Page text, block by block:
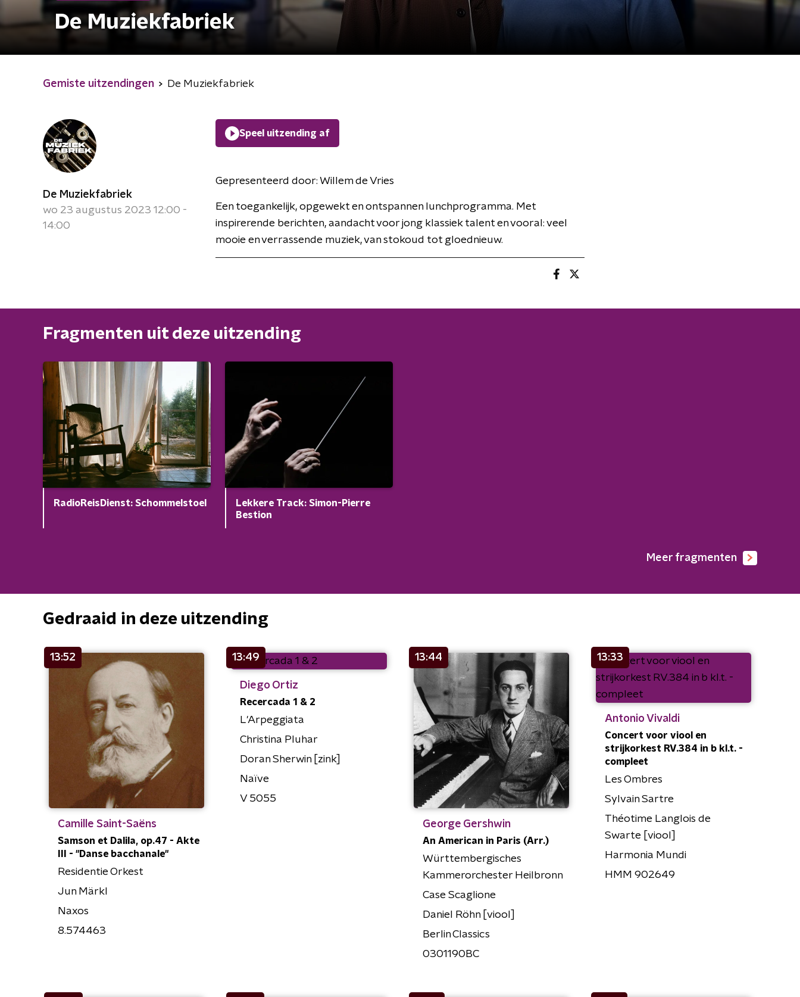
De Muziekfabriek
Gemiste uitzendingen De Muziekfabriek
De Muziekfabriek
wo 23 augustus 2023 12:00 -
14:00
Speel uitzending af
Gepresenteerd door: Willem de Vries
Een toegankelijk, opgewekt en ontspannen lunchprogramma. Met
inspirerende berichten, aandacht voor jong klassiek talent en vooral: veel
mooie en verrassende muziek, van stokoud tot gloednieuw.
Fragmenten uit deze uitzending
RadioReisDienst: Schommelstoel
Lekkere Track: Simon-Pierre
Bestion
Meer fragmenten
Gedraaid in deze uitzending
13:52
Camille Saint-Saëns
Samson et Dalila, op.47 - Akte
III - "Danse bacchanale"
Residentie Orkest
Jun Märkl
Naxos
8.574463
13:49
Diego Ortiz
Recercada 1 & 2
L'Arpeggiata
Christina Pluhar
Doran Sherwin [zink]
Naïve
V 5055
13:44
George Gershwin
An American in Paris (Arr.)
Württembergisches
Kammerorchester Heilbronn
Case Scaglione
Daniel Röhn [viool]
Berlin Classics
0301190BC
13:33
Antonio Vivaldi
Concert voor viool en
strijkorkest RV.384 in b kl.t. -
compleet
Les Ombres
Sylvain Sartre
Théotime Langlois de
Swarte [viool]
Harmonia Mundi
HMM 902649